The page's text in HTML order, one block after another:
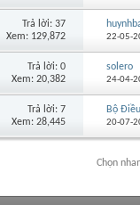
Trả lời: 37
Xem: 129,872
22-05-
Trả lời: 0
Xem: 20,382
solero
24-04-
Trả lời: 7
Xem: 28,445
Bộ
20-07-
Chọn